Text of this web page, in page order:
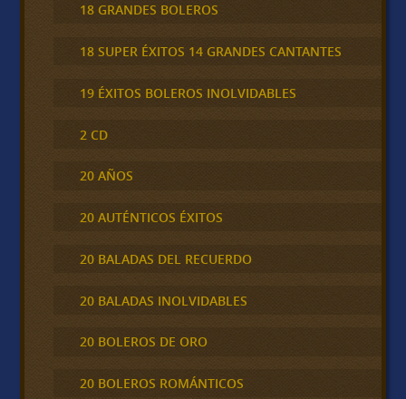
18 GRANDES BOLEROS
18 SUPER ÉXITOS 14 GRANDES CANTANTES
19 ÉXITOS BOLEROS INOLVIDABLES
2 CD
20 AÑOS
20 AUTÉNTICOS ÉXITOS
20 BALADAS DEL RECUERDO
20 BALADAS INOLVIDABLES
20 BOLEROS DE ORO
20 BOLEROS ROMÁNTICOS